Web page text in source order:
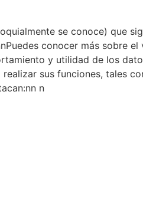
se conoce) que
Puedes conocer más sobre
y utilidad de los
sus funciones, tales
nn n